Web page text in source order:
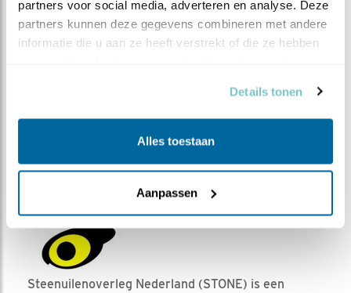
partners voor social media, adverteren en analyse. Deze
partners kunnen deze gegevens combineren met andere
informatie die u aan ze heeft verstrekt of die ze hebben
Details tonen
Alles toestaan
Aanpassen
Omslag van Hüttenvogel. Die Hüttenjagd mit dem Uhu,
1910. Door Fritz von Pfannenberg.
Steenuilenoverleg Nederland (STONE) is een